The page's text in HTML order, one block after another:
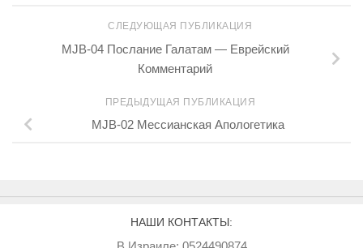
СЛЕДУЮЩАЯ ПУБЛИКАЦИЯ
MJB-04 Послание Галатам — Еврейский
Комментарий
ПРЕДЫДУЩАЯ ПУБЛИКАЦИЯ
MJB-02 Мессианская Апологетика
НАШИ КОНТАКТЫ: